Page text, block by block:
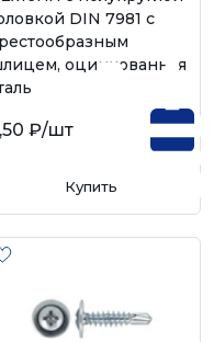
DIN 7981 с
оцинкованная
₽/шт
Купить